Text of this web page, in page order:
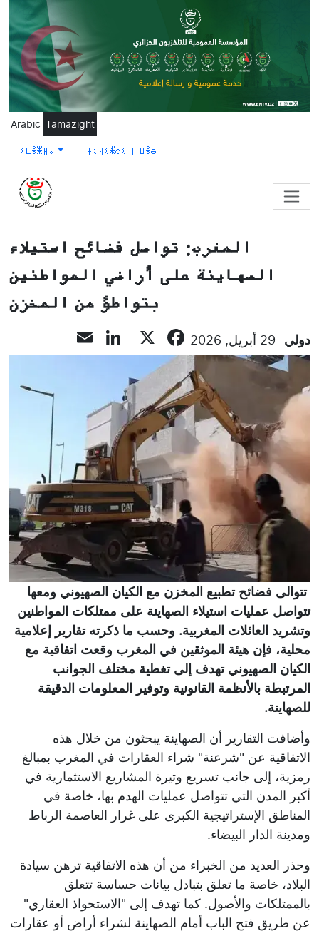
Skip to main content
Arabic Tamazight
ⵉⵎⴻⵥⵍⴰ ⵜⵉⵍⵉⵥⵔⵉ ⵏ ⵡⴻⴱ
المغرب: تواصل فضائح استيلاء
الصهاينة على أراضي المواطنين
بتواطؤ من المخزن
دولي 29 أبريل, 2026 Facebook
LinkedIn
تتوالى فضائح تطبيع المخزن مع الكيان الصهيوني ومعها
تتواصل عمليات استيلاء الصهاينة على ممتلكات المواطنين
وتشريد العائلات المغربية. وحسب ما ذكرته تقارير إعلامية
محلية، فإن هيئة الموثقين في المغرب وقعت اتفاقية مع
الكيان الصهيوني تهدف إلى تغطية مختلف الجوانب
المرتبطة بالأنظمة القانونية وتوفير المعلومات الدقيقة
للصهاينة.
وأضافت التقارير أن الصهاينة يبحثون من خلال هذه
الاتفاقية عن "شرعنة" شراء العقارات في المغرب بمبالغ
رمزية، إلى جانب تسريع وتيرة المشاريع الاستثمارية في
أكبر المدن التي تتواصل عمليات الهدم بها، خاصة في
المناطق الإستراتيجية الكبرى على غرار العاصمة الرباط
ومدينة الدار البيضاء.
وحذر العديد من الخبراء من أن هذه الاتفاقية ترهن سيادة
البلاد، خاصة ما تعلق بتبادل بيانات حساسة تتعلق
بالممتلكات والأصول. كما تهدف إلى "الاستحواذ العقاري"
عن طريق فتح الباب أمام الصهاينة لشراء أراض أو عقارات